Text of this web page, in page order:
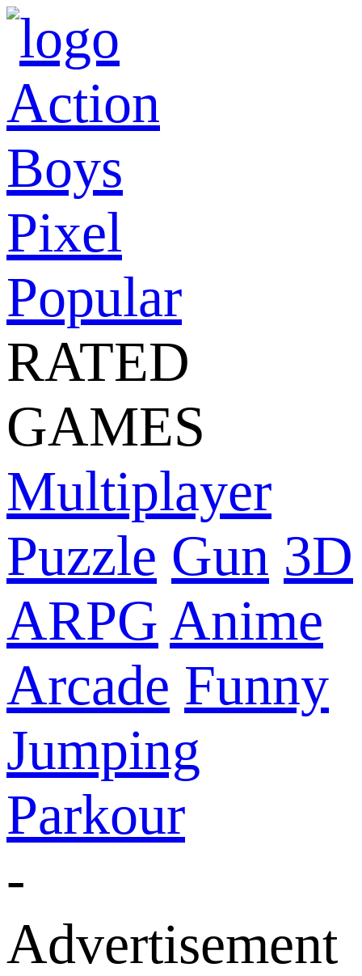
Action
Boys
Pixel
Popular
RATED
GAMES
Multiplayer
Puzzle Gun 3D
ARPG Anime
Arcade Funny
Jumping
Parkour
-
Advertisement